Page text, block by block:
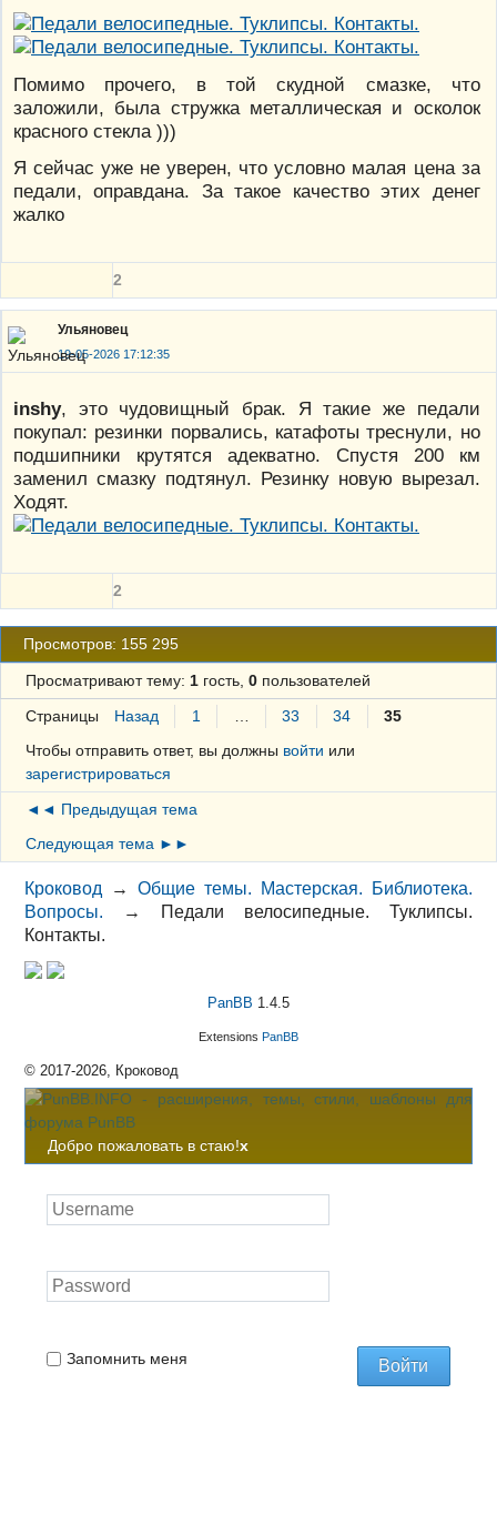
Помимо прочего, в той скудной смазке, что
заложили, была стружка металлическая и осколок
красного стекла )))
Я сейчас уже не уверен, что условно малая цена за
педали, оправдана. За такое качество этих денег
жалко
2
Ульяновец
19-05-2026 17:12:35
inshy, это чудовищный брак. Я такие же педали
покупал: резинки порвались, катафоты треснули, но
подшипники крутятся адекватно. Спустя 200 км
заменил смазку подтянул. Резинку новую вырезал.
Ходят.
2
Просмотров: 155 295
Просматривают тему: 1гость, 0пользователей
Страницы Назад 1 33 34
35
Чтобы отправить ответ, вы должны войти или
зарегистрироваться
◄◄ Предыдущая тема
Следующая тема ►►
Кроковод →Общие темы. Мастерская. Библиотека.
Вопросы.
→
Педали велосипедные. Туклипсы.
Контакты.
PanBB 1.4.5
Extensions PanBB
© 2017-2026, Кроковод
Добро пожаловать в стаю!x
Запомнить меня